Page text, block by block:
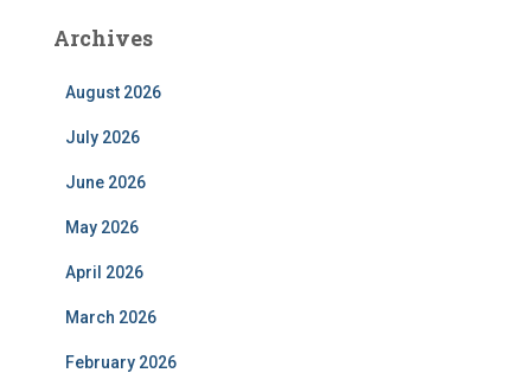
Archives
August 2026
July 2026
June 2026
May 2026
April 2026
March 2026
February 2026